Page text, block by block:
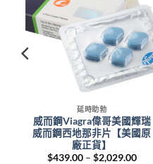
延時助勃
威而鋼Viagra偉哥美國輝瑞
威而鋼西地那非片【美國原
廠正貨】
$439.00 – $2,029.00Price